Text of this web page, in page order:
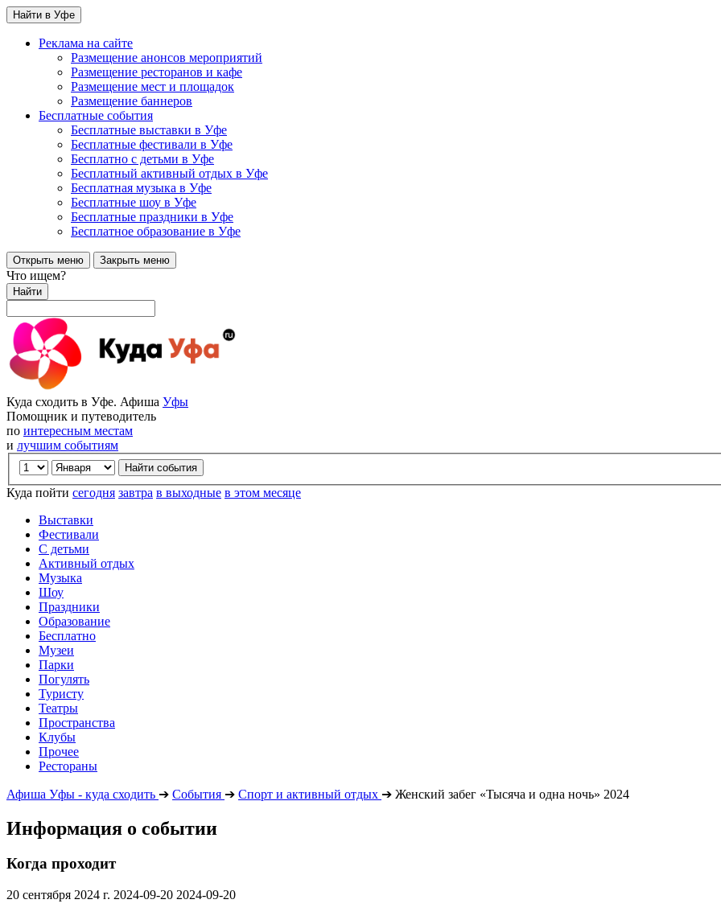
Найти в Уфе
Реклама на сайте
Размещение анонсов мероприятий
Размещение ресторанов и кафе
Размещение мест и площадок
Размещение баннеров
Бесплатные события
Бесплатные выставки в Уфе
Бесплатные фестивали в Уфе
Бесплатно с детьми в Уфе
Бесплатный активный отдых в Уфе
Бесплатная музыка в Уфе
Бесплатные шоу в Уфе
Бесплатные праздники в Уфе
Бесплатное образование в Уфе
Открыть меню Закрыть меню
Что ищем?
Найти
Куда сходить в Уфе. Афиша Уфы
Помощник и путеводитель
по интересным местам
и лучшим событиям
Куда пойти сегодня завтра в выходные в этом месяце
Выставки
Фестивали
С детьми
Активный отдых
Музыка
Шоу
Праздники
Образование
Бесплатно
Музеи
Парки
Погулять
Туристу
Театры
Пространства
Клубы
Прочее
Рестораны
Афиша Уфы - куда сходить ➔ События ➔ Спорт и активный отдых ➔ Женский забег «Тысяча и одна ночь» 2024
Информация о событии
Когда проходит
20 сентября 2024 г. 2024-09-20 2024-09-20